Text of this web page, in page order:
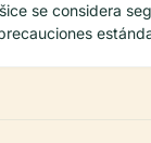
se considera